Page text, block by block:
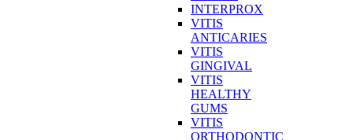
INTERPROX
VITIS
ANTICARIES
VITIS
GINGIVAL
VITIS
HEALTHY
GUMS
VITIS
ORTHODONTIC